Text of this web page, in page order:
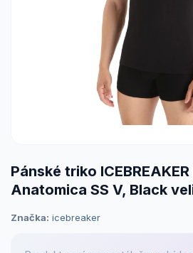
Pánské triko
Anatomica SS V, Black
Značka: icebreaker